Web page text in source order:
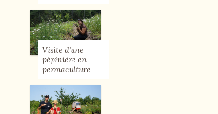
Visite d'une
pépinière en
permaculture